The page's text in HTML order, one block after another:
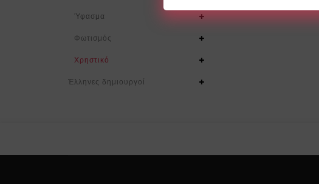
Ύφασμα
Φωτισμός
Χρηστικό
Έλληνες δημιουργοί